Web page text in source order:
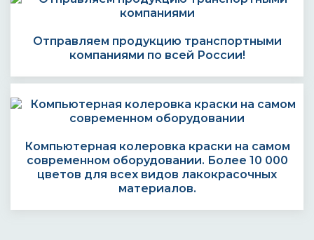
Отправляем продукцию транспортными
компаниями по всей России!
Компьютерная колеровка краски на самом
современном оборудовании. Более 10 000
цветов для всех видов лакокрасочных
материалов.